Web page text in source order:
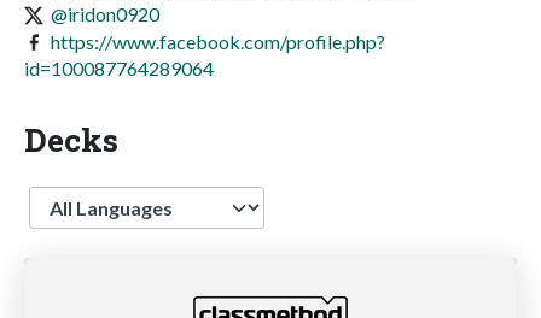
@iridon0920
https://www.facebook.com/profile.php?
id=100087764289064
Decks
Language